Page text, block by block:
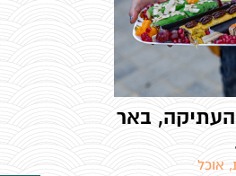
העתיקה, באר
אוכל